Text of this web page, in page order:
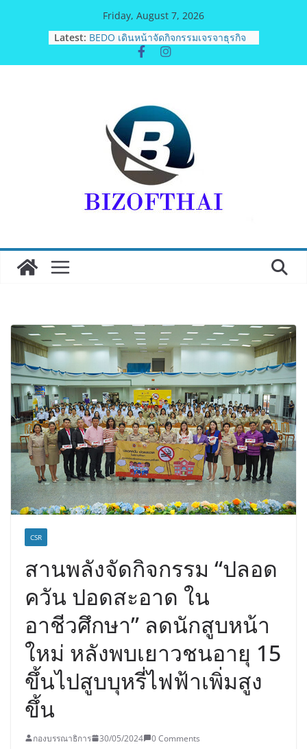
Friday, August 7, 2026
Latest: มูลนิธิกองทุนนิยมไทย จับมือ กระทรวง
วัฒนธรรม แถลงเปิดตัวโครงการ
ประกวดอัตลักษณ์อาหารภูมิภาค “รสถิ่น
BEDO เดินหน้าจัดกิจกรรมเจรจาธุรกิจ
“BIO TRADE CONNECT 2026”ยกระดับ
ผลิตภัณฑ์ท้องถิ่นสู่ตลาดเชิงพาณิชย์
อย่างยั่งยืน
Guangzhou Yinghao School เผยวิสัย
ทัศน์การศึกษาที่พร้อมรับอนาคต“เราไม่
ได้เตรียมนักเรียนเพียงเพื่อก้าวเข้าสู่
มหาวิทยาลัยเท่านั้นแต่ยังเตรียมพวกเขา
ให้พร้อมเป็นผู้กำหนดอนาคต”
แชมป์คอนติเนนทัล 2026 นัดสุดท้าย
CSR
สานพลังจัดกิจกรรม “ปลอด
ควัน ปอดสะอาด ใน
อาชีวศึกษา” ลดนักสูบหน้า
ใหม่ หลังพบเยาวชนอายุ 15
ขึ้นไปสูบบุหรี่ไฟฟ้าเพิ่มสูง
ขึ้น
กองบรรณาธิการ 30/05/2024 0 Comments